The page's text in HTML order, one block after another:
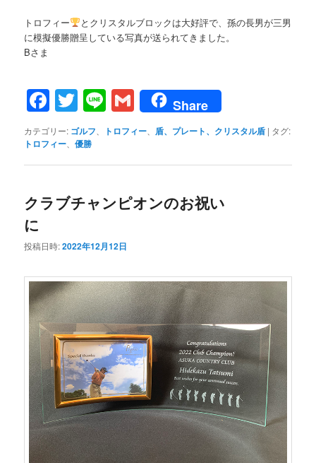
トロフィー
とクリスタルブロックは大好評で、孫の長男が三男
に模擬優勝贈呈している写真が送られてきました。
Bさま
Facebook
Twitter
LineGmail
Share
カテゴリー: ゴルフ トロフィー 盾、プレート、クリスタル盾 | タグ:
トロフィー 、優勝
クラブチャンピオンのお祝い
に
投稿日時:2022年12月12日